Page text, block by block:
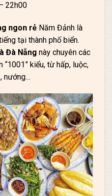
22h00
ngon rẻ Năm Đảnh là
tại thành phố biển.
Đà Nẵng này chuyên các
kiểu, từ hấp, luộc,
nướng…